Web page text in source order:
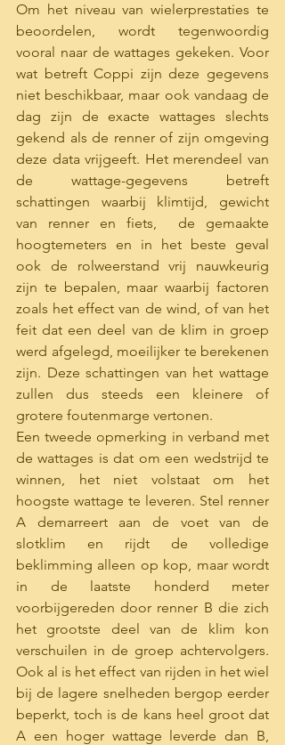
Om het niveau van wielerprestaties te
beoordelen, wordt tegenwoordig
vooral naar de wattages gekeken. Voor
wat betreft Coppi zijn deze gegevens
niet beschikbaar, maar ook vandaag de
dag zijn de exacte wattages slechts
gekend als de renner of zijn omgeving
deze data vrijgeeft. Het merendeel van
de wattage-gegevens betreft
schattingen waarbij klimtijd, gewicht
van renner en fiets,  de gemaakte
hoogtemeters en in het beste geval
ook de rolweerstand vrij nauwkeurig
zijn te bepalen, maar waarbij factoren
zoals het effect van de wind, of van het
feit dat een deel van de klim in groep
werd afgelegd, moeilijker te berekenen
zijn. Deze schattingen van het wattage
zullen dus steeds een kleinere of
grotere foutenmarge vertonen.
Een tweede opmerking in verband met
de wattages is dat om een wedstrijd te
winnen, het niet volstaat om het
hoogste wattage te leveren. Stel renner
A demarreert aan de voet van de
slotklim en rijdt de volledige
beklimming alleen op kop, maar wordt
in de laatste honderd meter
voorbijgereden door renner B die zich
het grootste deel van de klim kon
verschuilen in de groep achtervolgers.
Ook al is het effect van rijden in het wiel
bij de lagere snelheden bergop eerder
beperkt, toch is de kans heel groot dat
A een hoger wattage leverde dan B,